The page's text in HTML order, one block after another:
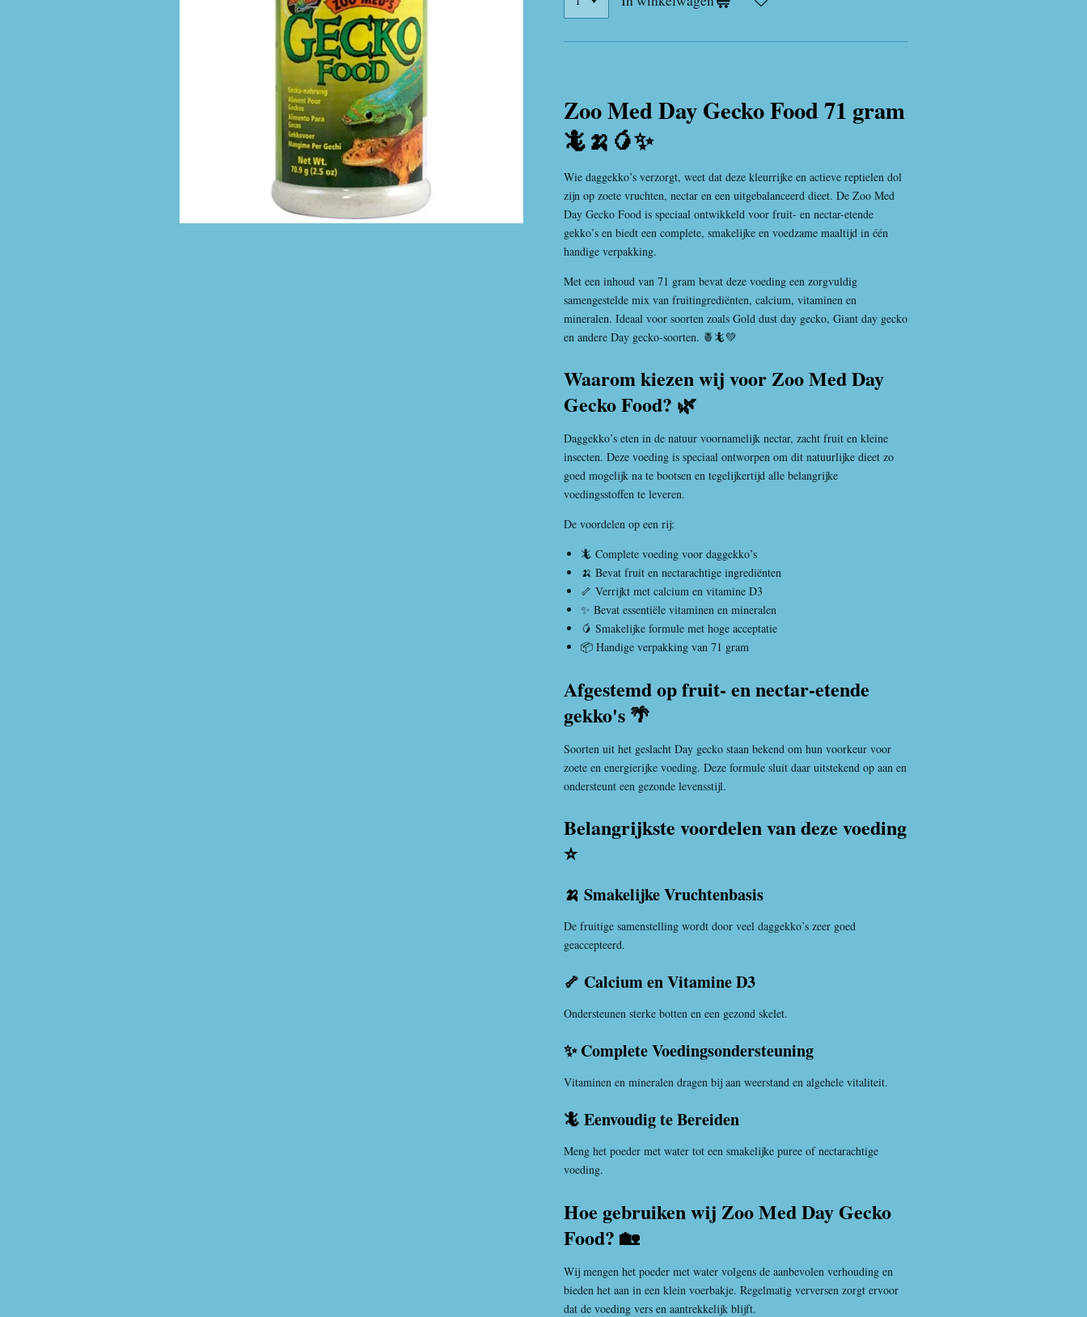
Zoo Med Day Gecko Food 71 gram
🦎🍌🥭✨
Wie daggekko’s verzorgt, weet dat deze kleurrijke en actieve reptielen dol
zijn op zoete vruchten, nectar en een uitgebalanceerd dieet. De Zoo Med
Day Gecko Food is speciaal ontwikkeld voor fruit- en nectar-etende
gekko’s en biedt een complete, smakelijke en voedzame maaltijd in één
handige verpakking.
Met een inhoud van 71 gram bevat deze voeding een zorgvuldig
samengestelde mix van fruitingrediënten, calcium, vitaminen en
mineralen. Ideaal voor soorten zoals Gold dust day gecko, Giant day gecko
en andere Day gecko-soorten. 🍍🦎💚
Waarom kiezen wij voor Zoo Med Day
Gecko Food? 🌿
Daggekko’s eten in de natuur voornamelijk nectar, zacht fruit en kleine
insecten. Deze voeding is speciaal ontworpen om dit natuurlijke dieet zo
goed mogelijk na te bootsen en tegelijkertijd alle belangrijke
voedingsstoffen te leveren.
De voordelen op een rij:
🦎 Complete voeding voor daggekko’s
🍌 Bevat fruit en nectarachtige ingrediënten
🦴 Verrijkt met calcium en vitamine D3
✨ Bevat essentiële vitaminen en mineralen
🥭 Smakelijke formule met hoge acceptatie
📦 Handige verpakking van 71 gram
Afgestemd op fruit- en nectar-etende
gekko's 🌴
Soorten uit het geslacht Day gecko staan bekend om hun voorkeur voor
zoete en energierijke voeding. Deze formule sluit daar uitstekend op aan en
ondersteunt een gezonde levensstijl.
Belangrijkste voordelen van deze voeding
⭐
🍌 Smakelijke Vruchtenbasis
De fruitige samenstelling wordt door veel daggekko’s zeer goed
geaccepteerd.
🦴 Calcium en Vitamine D3
Ondersteunen sterke botten en een gezond skelet.
✨ Complete Voedingsondersteuning
Vitaminen en mineralen dragen bij aan weerstand en algehele vitaliteit.
🦎 Eenvoudig te Bereiden
Meng het poeder met water tot een smakelijke puree of nectarachtige
voeding.
Hoe gebruiken wij Zoo Med Day Gecko
Food? 🏡
Wij mengen het poeder met water volgens de aanbevolen verhouding en
bieden het aan in een klein voerbakje. Regelmatig verversen zorgt ervoor
dat de voeding vers en aantrekkelijk blijft.